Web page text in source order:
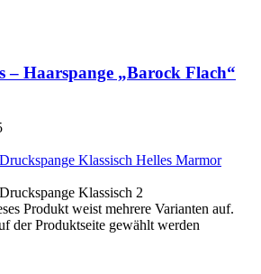
– Haarspange „Barock Flach“
Produkt weist mehrere Varianten auf.
der Produktseite gewählt werden